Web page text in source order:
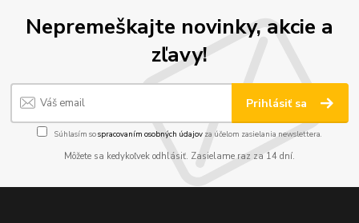
Nepremeškajte novinky, akcie a
zľavy!
Prihlásiť sa
Súhlasím sospracovaním osobných údajov za účelom zasielania newslettera.
Môžete sa kedykoľvek odhlásiť. Zasielame raz za 14 dní.